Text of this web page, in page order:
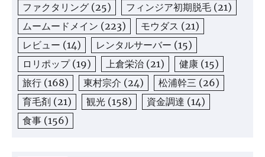
ファクタリング (25) フィンジア初期脱毛 (21)
ムームードメイン (223) モウダス (21)
レビュー (14) レンタルサーバー (15)
ロリポップ(19) 上倉栄治 (21) 健康 (15)
旅行 (168) 東村宗介 (24) 松浦幹三 (26)
育毛剤 (21) 観光 (158) 資金調達 (14)
食事 (156)